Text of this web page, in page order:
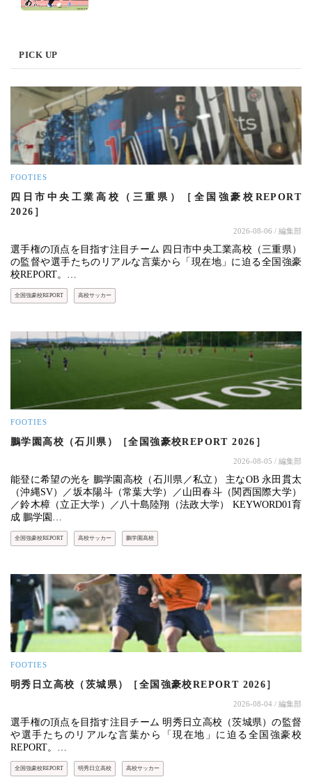
PICK UP
FOOTIES
四日市中央工業高校（三重県）［全国強豪校REPORT
2026］
2026-08-06 / 編集部
選手権の頂点を目指す注目チーム 四日市中央工業高校（三重県）
の監督や選手たちのリアルな言葉から「現在地」に迫る全国強豪
校REPORT。…
全国強豪校REPORT 高校サッカー
FOOTIES
鵬学園高校（石川県）［全国強豪校REPORT 2026］
2026-08-05 / 編集部
能登に希望の光を 鵬学園高校（石川県／私立） 主なOB 永田貫太
（沖縄SV）／坂本陽斗（常葉大学）／山田春斗（関西国際大学）
／鈴木樟（立正大学）／八十島陸翔（法政大学） KEYWORD01育
成 鵬学園…
全国強豪校REPORT 高校サッカー 鵬学園高校
FOOTIES
明秀日立高校（茨城県）［全国強豪校REPORT 2026］
2026-08-04 / 編集部
選手権の頂点を目指す注目チーム 明秀日立高校（茨城県）の監督
や選手たちのリアルな言葉から「現在地」に迫る全国強豪校
REPORT。…
全国強豪校REPORT 明秀日立高校 高校サッカー